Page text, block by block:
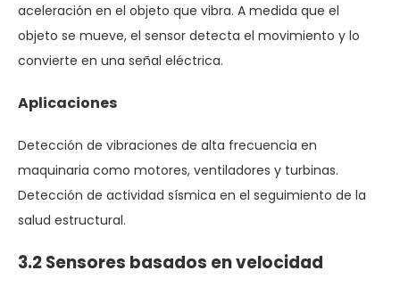
aceleración en el objeto que vibra. A medida que el
objeto se mueve, el sensor detecta el movimiento y lo
convierte en una señal eléctrica.
Aplicaciones
Detección de vibraciones de alta frecuencia en
maquinaria como motores, ventiladores y turbinas.
Detección de actividad sísmica en el seguimiento de la
salud estructural.
3.2 Sensores basados ​​en velocidad